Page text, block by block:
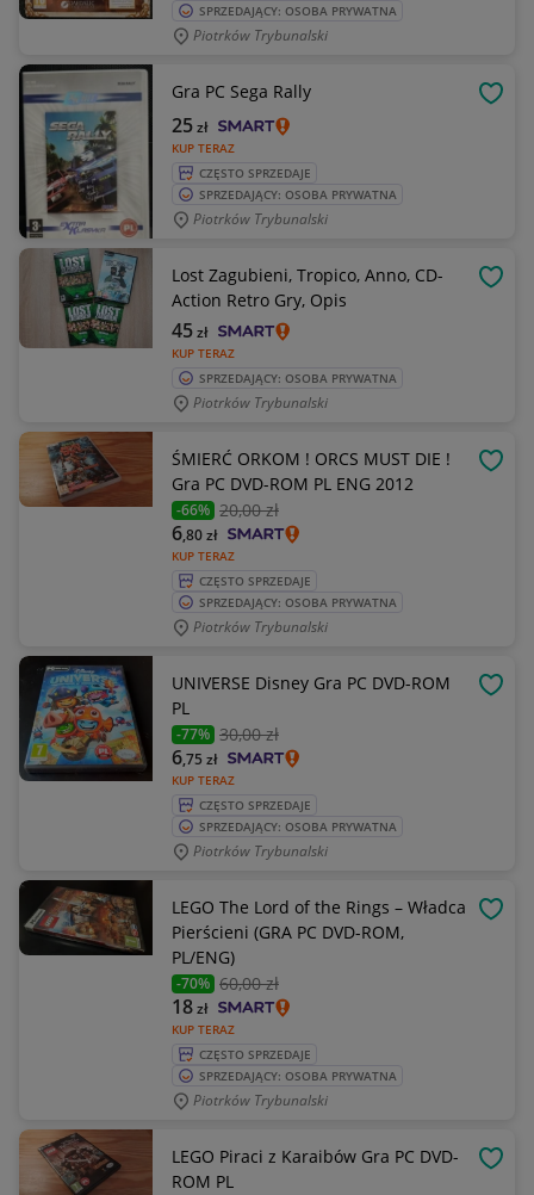
SPRZEDAJĄCY: OSOBA PRYWATNA
Piotrków Trybunalski
Gra PC Sega Rally
KUP TERAZ
25zł
CZĘSTO SPRZEDAJE
SPRZEDAJĄCY: OSOBA PRYWATNA
Piotrków Trybunalski
Lost Zagubieni, Tropico, Anno, CD-
Action Retro Gry, Opis
KUP TERAZ
45zł
SPRZEDAJĄCY: OSOBA PRYWATNA
Piotrków Trybunalski
ŚMIERĆ ORKOM ! ORCS MUST DIE !
Gra PC DVD-ROM PL ENG 2012
-66% 20,00 zł
KUP TERAZ
6,80zł
CZĘSTO SPRZEDAJE
SPRZEDAJĄCY: OSOBA PRYWATNA
Piotrków Trybunalski
UNIVERSE Disney Gra PC DVD-ROM
PL
-77% 30,00 zł
KUP TERAZ
6,75 zł
CZĘSTO SPRZEDAJE
SPRZEDAJĄCY: OSOBA PRYWATNA
Piotrków Trybunalski
LEGO The Lord of the Rings – Władca
Pierścieni (GRA PC DVD-ROM,
PL/ENG)
-70% 60,00 zł
KUP TERAZ
18zł
CZĘSTO SPRZEDAJE
SPRZEDAJĄCY: OSOBA PRYWATNA
Piotrków Trybunalski
LEGO Piraci z Karaibów Gra PC DVD-
ROM PL